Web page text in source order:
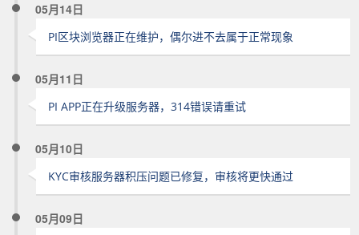
05月14日
PI区块浏览器正在维护，偶尔进不去属于正常现象
05月11日
PI APP正在升级服务器，314错误请重试
05月10日
KYC审核服务器积压问题已修复，审核将更快通过
05月09日